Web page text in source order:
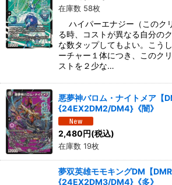
在庫数 58枚
ハイパーエナジー（このク
る時、コストが異なる自分の
な数タップしてもよい。こう
ーチャー１体につき、このク
ストを２少な…
悪夢神バロム・ナイトメア【
{24EX2DM2/DM4}《闇》
2,480 円(税込)
在庫数 19枚
夢双英雄モモキングDM【DMR
{24EX2DM3/DM4}《多》